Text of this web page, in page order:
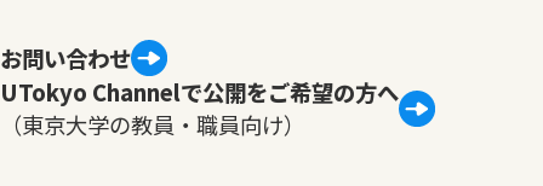
お問い合わせ
UTokyo Channelで公開をご希望の方へ
（東京大学の教員・職員向け）